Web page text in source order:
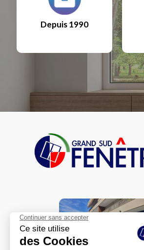
Depuis 1990